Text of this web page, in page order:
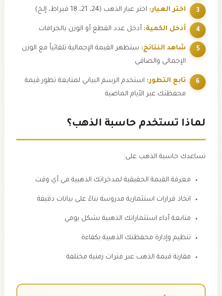
اختر العيار:اختر عيار الذهب (24، 21، 18 قيراط، إلخ)
أدخل الكمية:أدخل عدد القطع أو الوزن بالجرامات
شاهد النتائج:ستظهر القيمة الإجمالية تلقائياً مع الوزن
الإجمالي والصافي
تابع التطور:استخدم الرسم البياني لمتابعة تطور قيمة
محفظتك عبر الأيام الماضية
لماذا تستخدم حاسبة الذهب؟
تساعدك حاسبة الذهب على:
معرفة القيمة الحقيقية لمدخراتك الذهبية في أي وقت
اتخاذ قرارات استثمارية مدروسة بناءً على بيانات دقيقة
متابعة أداء استثماراتك الذهبية بشكل يومي
تنظيم وإدارة محفظتك الذهبية بكفاءة
مقارنة قيمة الذهب عبر فترات زمنية مختلفة